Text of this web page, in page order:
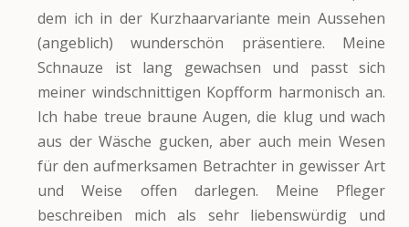
dem ich in der Kurzhaarvariante mein Aussehen
(angeblich) wunderschön präsentiere. Meine
Schnauze ist lang gewachsen und passt sich
meiner windschnittigen Kopfform harmonisch an.
Ich habe treue braune Augen, die klug und wach
aus der Wäsche gucken, aber auch mein Wesen
für den aufmerksamen Betrachter in gewisser Art
und Weise offen darlegen. Meine Pfleger
beschreiben mich als sehr liebenswürdig und